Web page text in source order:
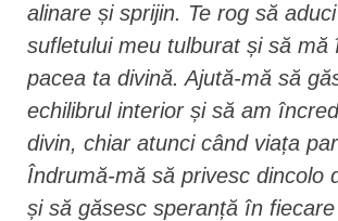
alinare și sprijin. Te rog să
sufletului meu tulburat și să mă
pacea ta divină. Ajută-mă să
echilibrul interior și să am
divin, chiar atunci când viața
Îndrumă-mă să privesc dincolo
și să găsesc speranță în